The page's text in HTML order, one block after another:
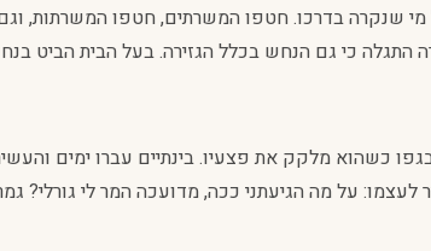
שנקרה בדרכו. חטפו המשרתים, חטפו המשרתות,
התגלה כי גם הנחש בכלל הגזירה. בעל הבית
כשהוא מלקק את פצעיו. בינתיים עברו ימים
לעצמו: על מה הגיעתני ככה, מדועכה המר לי